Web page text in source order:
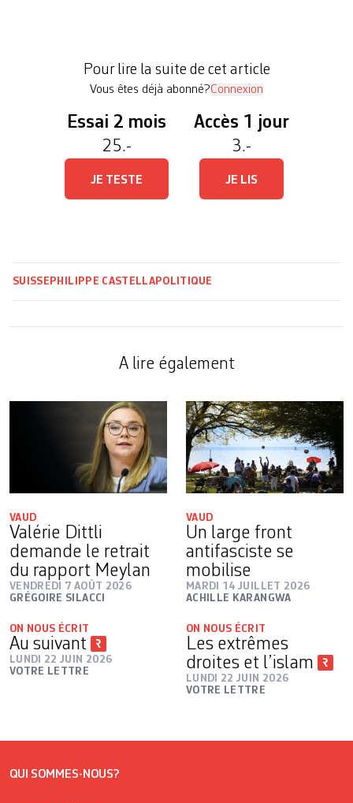
progressiste, nous nous trouvons en pleine […]
Pour lire la suite de cet article
Vous êtes déjà abonné?Connexion
Essai 2 mois
25.-
JE TESTE
Accès 1 jour
3.-
JE LIS
SUISSE PHILIPPE CASTELLA POLITIQUE
A lire également
VAUD
Valérie Dittli
demande le retrait
du rapport Meylan
VENDREDI 7 AOÛT 2026
GRÉGOIRE SILACCI
VAUD
Un large front
antifasciste se
mobilise
MARDI 14 JUILLET 2026
ACHILLE KARANGWA
ON NOUS ÉCRIT
Au suivant
LUNDI 22 JUIN 2026
VOTRE LETTRE
ON NOUS ÉCRIT
Les extrêmes
droites et l’islam
LUNDI 22 JUIN 2026
VOTRE LETTRE
QUI SOMMES-NOUS?